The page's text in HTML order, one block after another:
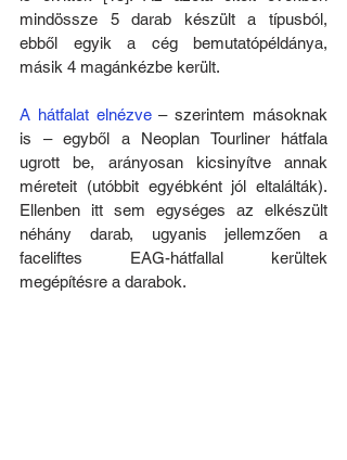
mindössze 5 darab készült a típusból,
ebből egyik a cég bemutatópéldánya,
másik 4 magánkézbe került.
A hátfalat elnézve – szerintem másoknak
is – egyből a Neoplan Tourliner hátfala
ugrott be, arányosan kicsinyítve annak
méreteit (utóbbit egyébként jól eltalálták).
Ellenben itt sem egységes az elkészült
néhány darab, ugyanis jellemzően a
faceliftes EAG-hátfallal kerültek
megépítésre a darabok.